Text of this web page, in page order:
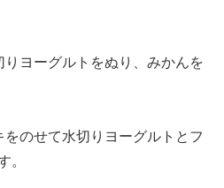
ヨーグルトをぬり、みかんを
をのせて水切りヨーグルトとフ
。